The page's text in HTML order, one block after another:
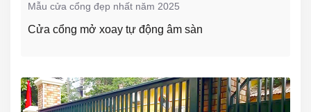
Mẫu cửa cổng đẹp nhất năm 2025
Cửa cổng mở xoay tự động âm sàn